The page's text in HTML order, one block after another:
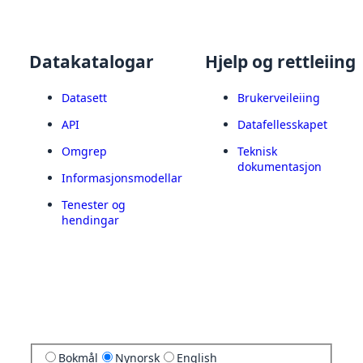
Datakatalogar
Datasett
API
Omgrep
Informasjonsmodellar
Tenester og
hendingar
Hjelp og rettleiing
Brukerveileiing
Datafellesskapet
Teknisk
dokumentasjon
Bokmål Nynorsk English